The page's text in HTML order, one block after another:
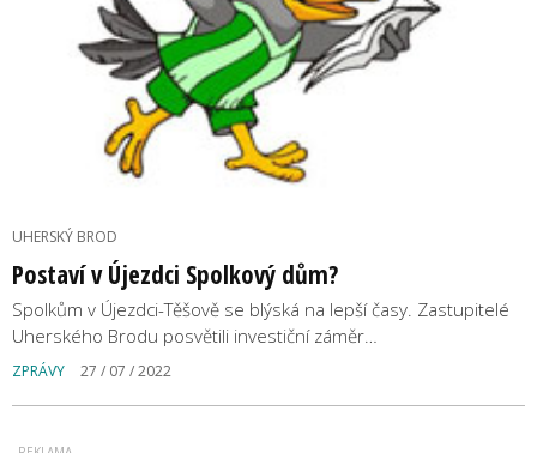
UHERSKÝ BROD
Postaví v Újezdci Spolkový dům?
Spolkům v Újezdci-Těšově se blýská na lepší časy. Zastupitelé
Uherského Brodu posvětili investiční záměr…
ZPRÁVY 27 / 07 / 2022